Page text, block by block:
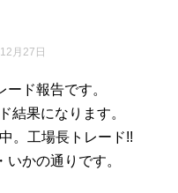
月27日
ド報告です。
結果になります。
。工場長トレード!!
かの通りです。